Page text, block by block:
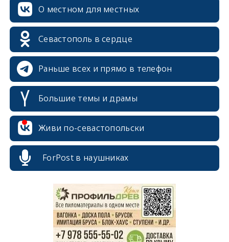
О местном для местных
Севастополь в сердце
Раньше всех и прямо в телефон
Большие темы и драмы
Живи по-севастопольски
ForPost в наушниках
erid: 2SDnjcrDNw6